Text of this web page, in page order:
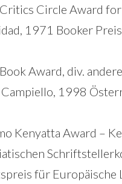
Circle Award
1971 Booker
Award, div.
1998
Kenyatta Award –
für